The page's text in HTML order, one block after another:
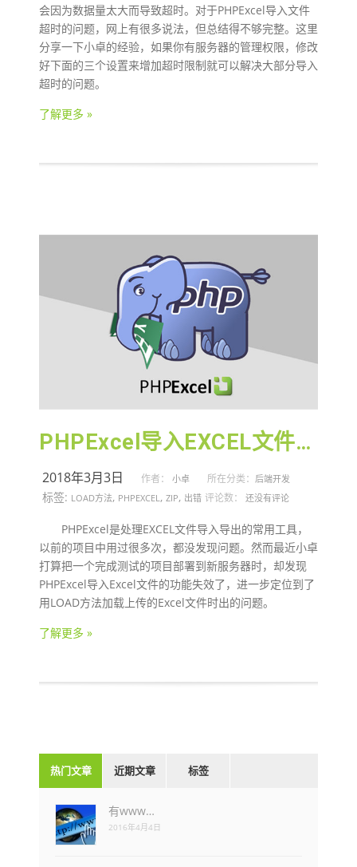
会因为数据量太大而导致超时。对于PHPExcel导入文件
超时的问题，网上有很多说法，但总结得不够完整。这里
分享一下小卓的经验，如果你有服务器的管理权限，修改
好下面的三个设置来增加超时限制就可以解决大部分导入
超时的问题。
了解更多 »
PHPExcel导入EXCEL文件时LOAD方法出错
2018年3月3日 作者： 小卓 所在分类： 后端开发
标签: LOAD方法, PHPEXCEL , ZIP, 出错 评论数： 还没有评论
PHPExcel是处理EXCEL文件导入导出的常用工具，
以前的项目中用过很多次，都没发现问题。然而最近小卓
打算把一个完成测试的项目部署到新服务器时，却发现
PHPExcel导入Excel文件的功能失效了，进一步定位到了
用LOAD方法加载上传的Excel文件时出的问题。
了解更多 »
热门文章 近期文章 标签
有www…
2016年4月4日